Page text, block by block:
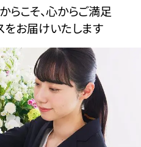
こそ、心からご満足
お届けいたします